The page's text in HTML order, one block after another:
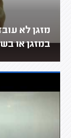
מזגן לא
במזגן או